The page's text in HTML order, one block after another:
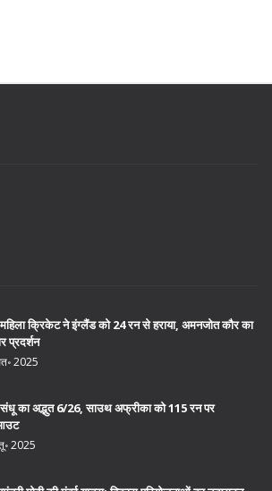
क्रिकेट ने इंग्लैंड को 24 रन से हराया, अमनजोत कौर का
प्रदर्शन
2025
का अद्भुत 6/26, साउथ अफ्रीका को 115 रन पर
2025